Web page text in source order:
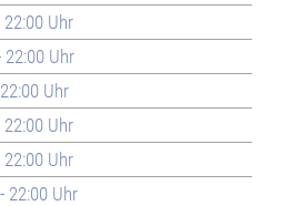
Uhr
22:00 Uhr
Uhr
Uhr
Uhr
22:00 Uhr